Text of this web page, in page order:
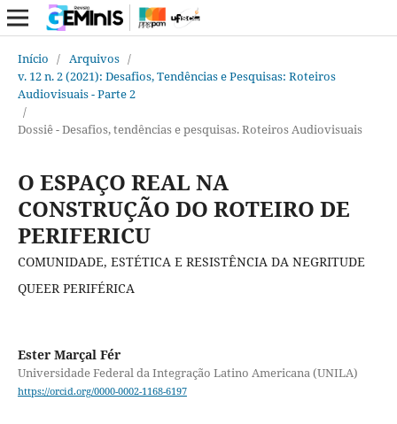
Início / Arquivos /
v. 12 n. 2 (2021): Desafios, Tendências e Pesquisas: Roteiros
Audiovisuais - Parte 2
/
Dossiê - Desafios, tendências e pesquisas. Roteiros Audiovisuais
O ESPAÇO REAL NA
CONSTRUÇÃO DO ROTEIRO DE
PERIFERICU
COMUNIDADE, ESTÉTICA E RESISTÊNCIA DA NEGRITUDE
QUEER PERIFÉRICA
Ester Marçal Fér
Universidade Federal da Integração Latino Americana (UNILA)
https://orcid.org/0000-0002-1168-6197